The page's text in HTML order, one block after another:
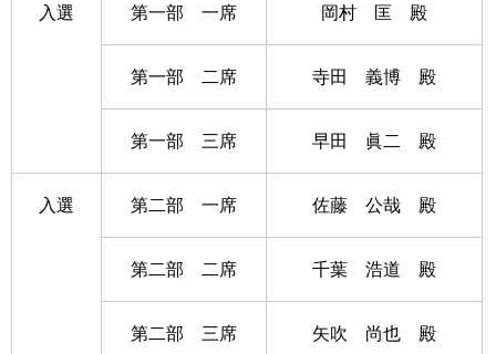
入選 第一部 一席 岡村 匡 殿
第一部 二席 寺田 義博 殿
第一部 三席 早田 眞二 殿
入選 第二部 一席 佐藤 公哉 殿
第二部 二席 千葉 浩道 殿
第二部 三席 矢吹 尚也 殿